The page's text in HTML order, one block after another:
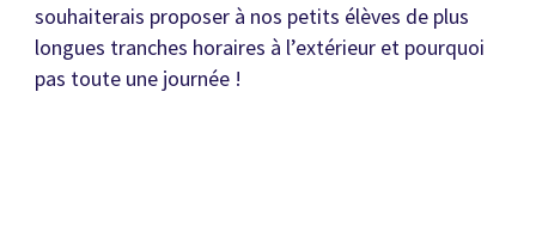
souhaiterais proposer à nos petits élèves de plus
longues tranches horaires à l’extérieur et pourquoi
pas toute une journée !